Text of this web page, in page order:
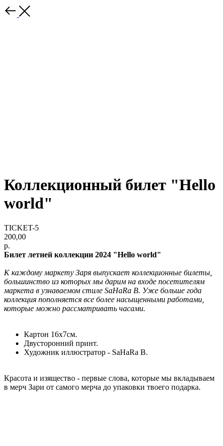
Коллекционный билет "Hello
world"
TICKET-5
200,00
р.
Билет летней коллекции 2024 "Hello world"
К каждому маркету Заря выпускает коллекционные билеты,
большинство из которых мы дарим на входе посетителям
маркета в узнаваемом стиле SaHaRa B. Уже больше года
коллекция пополняется все более насыщенными работами,
которые можно рассматривать часами.
Картон 16х7см.
Двусторонний принт.
Художник иллюстратор - SaHaRa B.
Красота и изящество - первые слова, которые мы вкладываем
в мерч Зари от самого мерча до упаковки твоего подарка.